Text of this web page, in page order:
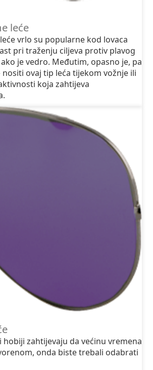
leće
vrlo su popularne kod lovaca
pri traženju ciljeva protiv plavog
je vedro. Međutim, opasno je, pa
ovaj tip leća tijekom vožnje ili
koja zahtijeva
hobiji zahtijevaju da većinu vremena
onda biste trebali odabrati